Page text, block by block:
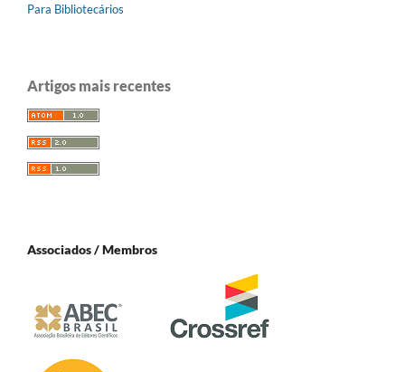
Para Bibliotecários
Artigos mais recentes
Associados / Membros